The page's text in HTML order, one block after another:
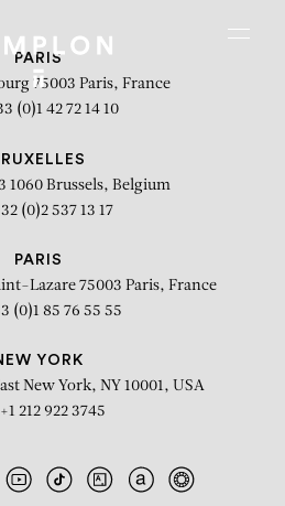
Pierre
PARIS
75003 Paris, France
(0)1 42 72 14 10
1060 Brussels, Belgium
(0)2 537 13 17
PARIS
Lazare 75003 Paris, France
(0)1 85 76 55 55
YORK
New York, NY 10001, USA
212 922 3745